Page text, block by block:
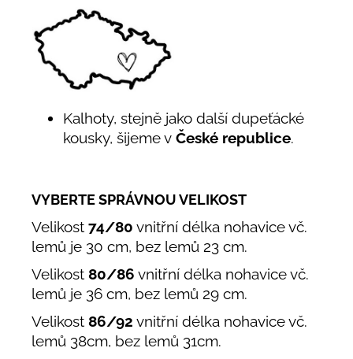
Kalhoty, stejně jako další dupeťácké
kousky, šijeme v České republice.
VYBERTE SPRÁVNOU VELIKOST
Velikost 74/80 vnitřní délka nohavice vč.
lemů je 30 cm, bez lemů 23 cm.
Velikost 80/86 vnitřní délka nohavice vč.
lemů je 36 cm, bez lemů 29 cm.
Velikost 86/92 vnitřní délka nohavice vč.
lemů 38cm, bez lemů 31cm.